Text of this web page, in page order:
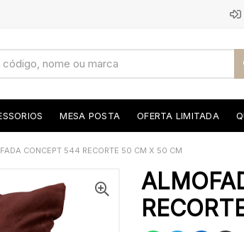
MESA POSTA OFERTA LIMITADA
CONCEPT 544 RECORTE 50 CM X 50 CM